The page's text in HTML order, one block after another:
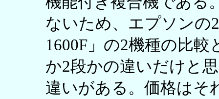
ないため、エプソンの
1600F」の2機種の比
か2段かの違いだけと
違いがある。価格はそ